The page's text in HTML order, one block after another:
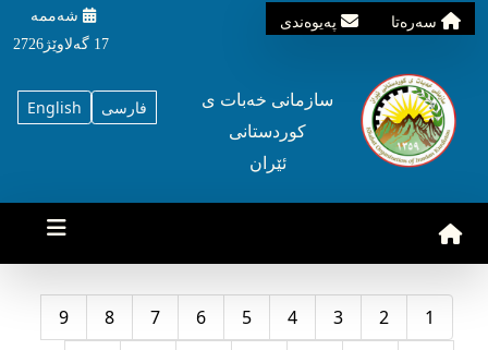
سه‌ره‌تا په‌یوه‌ندی
شه‌ممه‌
17 گه‌لاوێژ2726
English فارسی
سازمانی خه‌بات ی
کوردستانی
ئێران
1
2
3
4
5
6
7
8
9